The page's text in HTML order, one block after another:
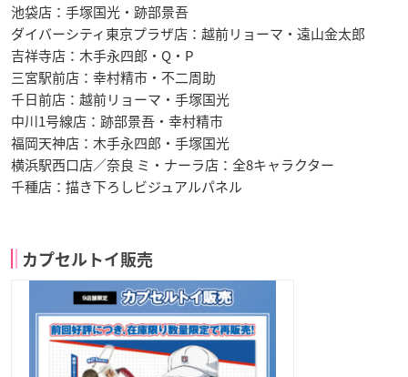
池袋店：手塚国光・跡部景吾
ダイバーシティ東京プラザ店：越前リョーマ・遠山金太郎
吉祥寺店：木手永四郎・Q・P
三宮駅前店：幸村精市・不二周助
千日前店：越前リョーマ・手塚国光
中川1号線店：跡部景吾・幸村精市
福岡天神店：木手永四郎・手塚国光
横浜駅西口店／奈良 ミ・ナーラ店：全8キャラクター
千種店：描き下ろしビジュアルパネル
カプセルトイ販売